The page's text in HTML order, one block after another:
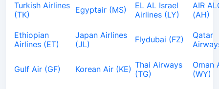
Turkish Airlines
(TK)
Egyptair (MS)
EL AL Israel
Airlines (LY)
AIR
(AH)
Ethiopian
Airlines (ET)
Japan Airlines
(JL)
Flydubai (FZ)
Qatar
Gulf Air (GF) Korean Air (KE) Thai Airways
(TG)
Oman
(WY)